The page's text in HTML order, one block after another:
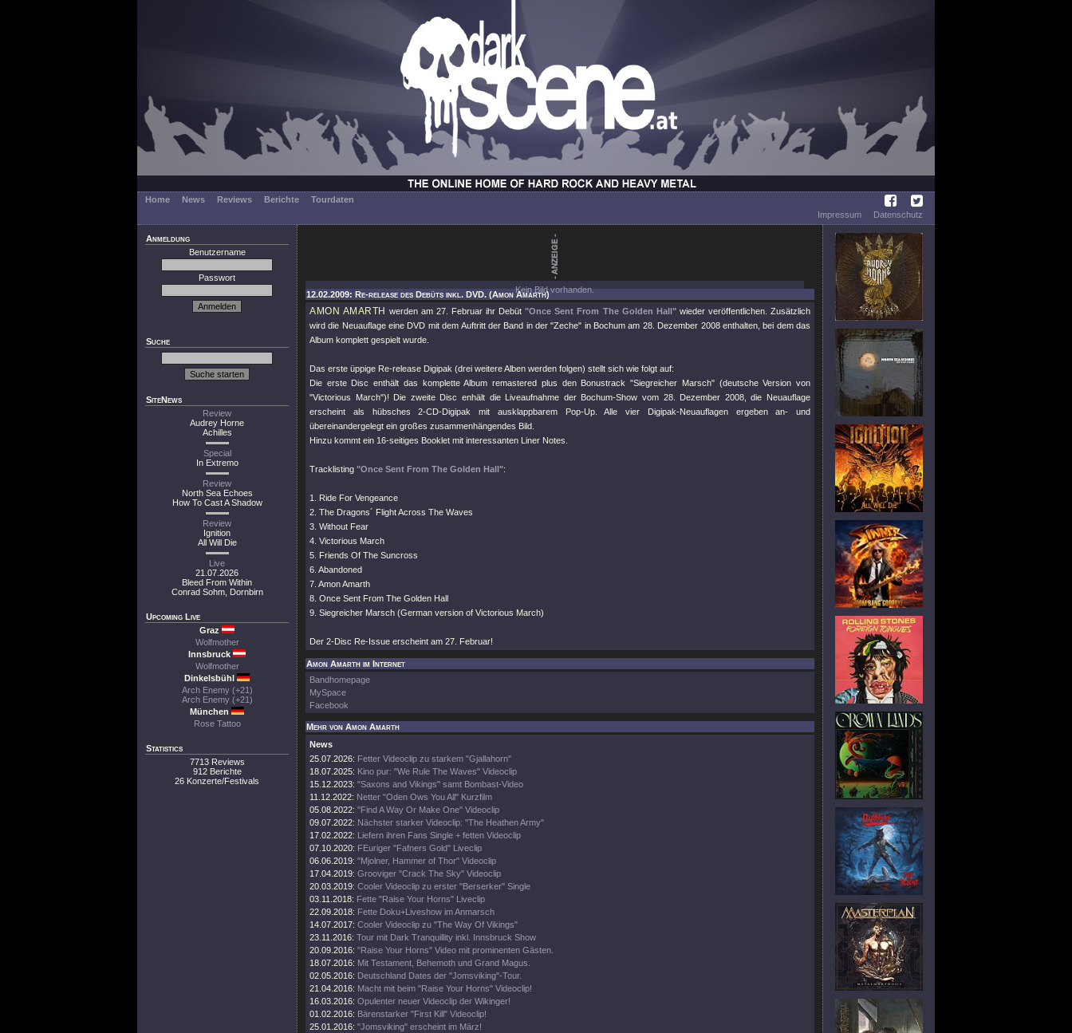
Home News Reviews Berichte
Tourdaten
Impressum
Datenschutz
Anmeldung
Benutzername
Passwort
Suche
SiteNews
Review
Audrey Horne
Achilles
Special
In Extremo
Review
North Sea Echoes
How To Cast A Shadow
Review
Ignition
All Will Die
Live
21.07.2026
Bleed From Within
Conrad Sohm, Dornbirn
Upcoming Live
Graz
Wolfmother
Innsbruck
Wolfmother
Dinkelsbühl
Arch Enemy (+21)
Arch Enemy (+21)
München
Rose Tattoo
Statistics
7713 Reviews
912 Berichte
26 Konzerte/Festivals
Kein Bild vorhanden.
12.02.2009: Re-release des Debüts inkl. DVD. (Amon Amarth)
AMON AMARTH werden am 27. Februar ihr Debüt"Once Sent From The Golden Hall"wieder veröffentlichen. Zusätzlich
wird die Neuauflage eine DVD mit dem Auftritt der Band in der "Zeche" in Bochum am 28. Dezember 2008 enthalten, bei dem das
Album komplett gespielt wurde.
Das erste üppige Re-release Digipak (drei weitere Alben werden folgen) stellt sich wie folgt auf:
Die erste Disc enthält das komplette Album remastered plus den Bonustrack"Siegreicher Marsch"(deutsche Version von
"Victorious March")! Die zweite Disc enhält die Liveaufnahme der Bochum-Show vom 28. Dezember 2008, die Neuauflage
erscheint als hübsches 2-CD-Digipak mit ausklappbarem Pop-Up. Alle vier Digipak-Neuauflagen ergeben an- und
übereinandergelegt ein großes zusammenhängendes Bild.
Hinzu kommt ein 16-seitiges Booklet mit interessanten Liner Notes.
Tracklisting "Once Sent From The Golden Hall":
1. Ride For Vengeance
2. The Dragons´ Flight Across The Waves
3. Without Fear
4. Victorious March
5. Friends Of The Suncross
6. Abandoned
7. Amon Amarth
8. Once Sent From The Golden Hall
9. Siegreicher Marsch (German version of Victorious March)
Der 2-Disc Re-Issue erscheint am 27. Februar!
Amon Amarth im Internet
Bandhomepage
MySpace
Facebook
Mehr von Amon Amarth
News
25.07.2026: Fetter Videoclip zu starkem "Gjallahorn"
18.07.2025: Kino pur: "We Rule The Waves" Videoclip
15.12.2023: "Saxons and Vikings" samt Bombast-Video
11.12.2022: Netter "Oden Ows You All" Kurzfilm
05.08.2022: "Find A Way Or Make One" Videoclip
09.07.2022: Nächster starker Videoclip: "The Heathen Army"
17.02.2022: Liefern ihren Fans Single + fetten Videoclip
07.10.2020: FEuriger "Fafners Gold" Liveclip
06.06.2019: "Mjolner, Hammer of Thor" Videoclip
17.04.2019: Grooviger "Crack The Sky" Videoclip
20.03.2019: Cooler Videoclip zu erster "Berserker" Single
03.11.2018: Fette "Raise Your Horns" Liveclip
22.09.2018: Fette Doku+Liveshow im Anmarsch
14.07.2017: Cooler Videoclip zu "The Way Of Vikings"
23.11.2016: Tour mit Dark Tranquillity inkl. Innsbruck Show
20.09.2016: "Raise Your Horns" Video mit prominenten Gästen.
18.07.2016: Mit Testament, Behemoth und Grand Magus.
02.05.2016: Deutschland Dates der "Jomsviking"-Tour.
21.04.2016: Macht mit beim "Raise Your Horns" Videoclip!
16.03.2016: Opulenter neuer Videoclip der Wikinger!
01.02.2016: Bärenstarker "First Kill" Videoclip!
25.01.2016: "Jomsviking" erscheint im März!